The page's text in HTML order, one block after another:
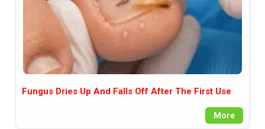
Fungus Dries Up And Falls Off After The First Use
More